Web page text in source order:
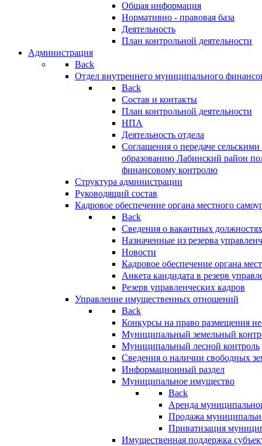
Общая информация
Нормативно - правовая база
Деятельность
План контрольной деятельности
Администрация
Back
Отдел внутреннего муниципального
Back
Состав и контакты
План контрольной деятельности
НПА
Деятельность отдела
Соглашения о передаче
образованию Лабинский район
финансовому контролю
Структура администрации
Руководящий состав
Кадровое обеспечение органа местного
Back
Сведения о вакантных
Назначенные из резерва
Новости
Кадровое обеспечение органа
Анкета кандидата в резерв
Резерв управленческих кадров
Управление имущественных отношений
Back
Конкурсы на право размещения
Муниципальный земельный
Муниципальный лесной контроль
Сведения о наличии свободных
Информационный раздел
Муниципальное имущество
Back
Аренда
Продажа
Приватизация
Имущественная поддержка